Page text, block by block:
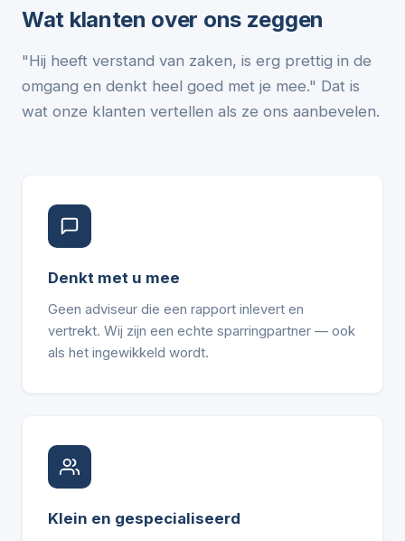
Wat klanten over ons zeggen
"Hij heeft verstand van zaken, is erg prettig in de
omgang en denkt heel goed met je mee." Dat is
wat onze klanten vertellen als ze ons aanbevelen.
Denkt met u mee
Geen adviseur die een rapport inlevert en
vertrekt. Wij zijn een echte sparringpartner — ook
als het ingewikkeld wordt.
Klein en gespecialiseerd